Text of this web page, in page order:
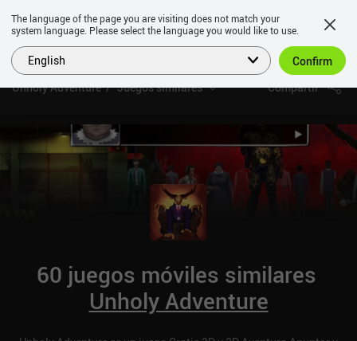
Unholy Adventure Juegos similares Compartir
60 juegos móviles similares
Unholy Adventure
The language of the page you are visiting does not match your
system language. Please select the language you would like to use.
English Confirm